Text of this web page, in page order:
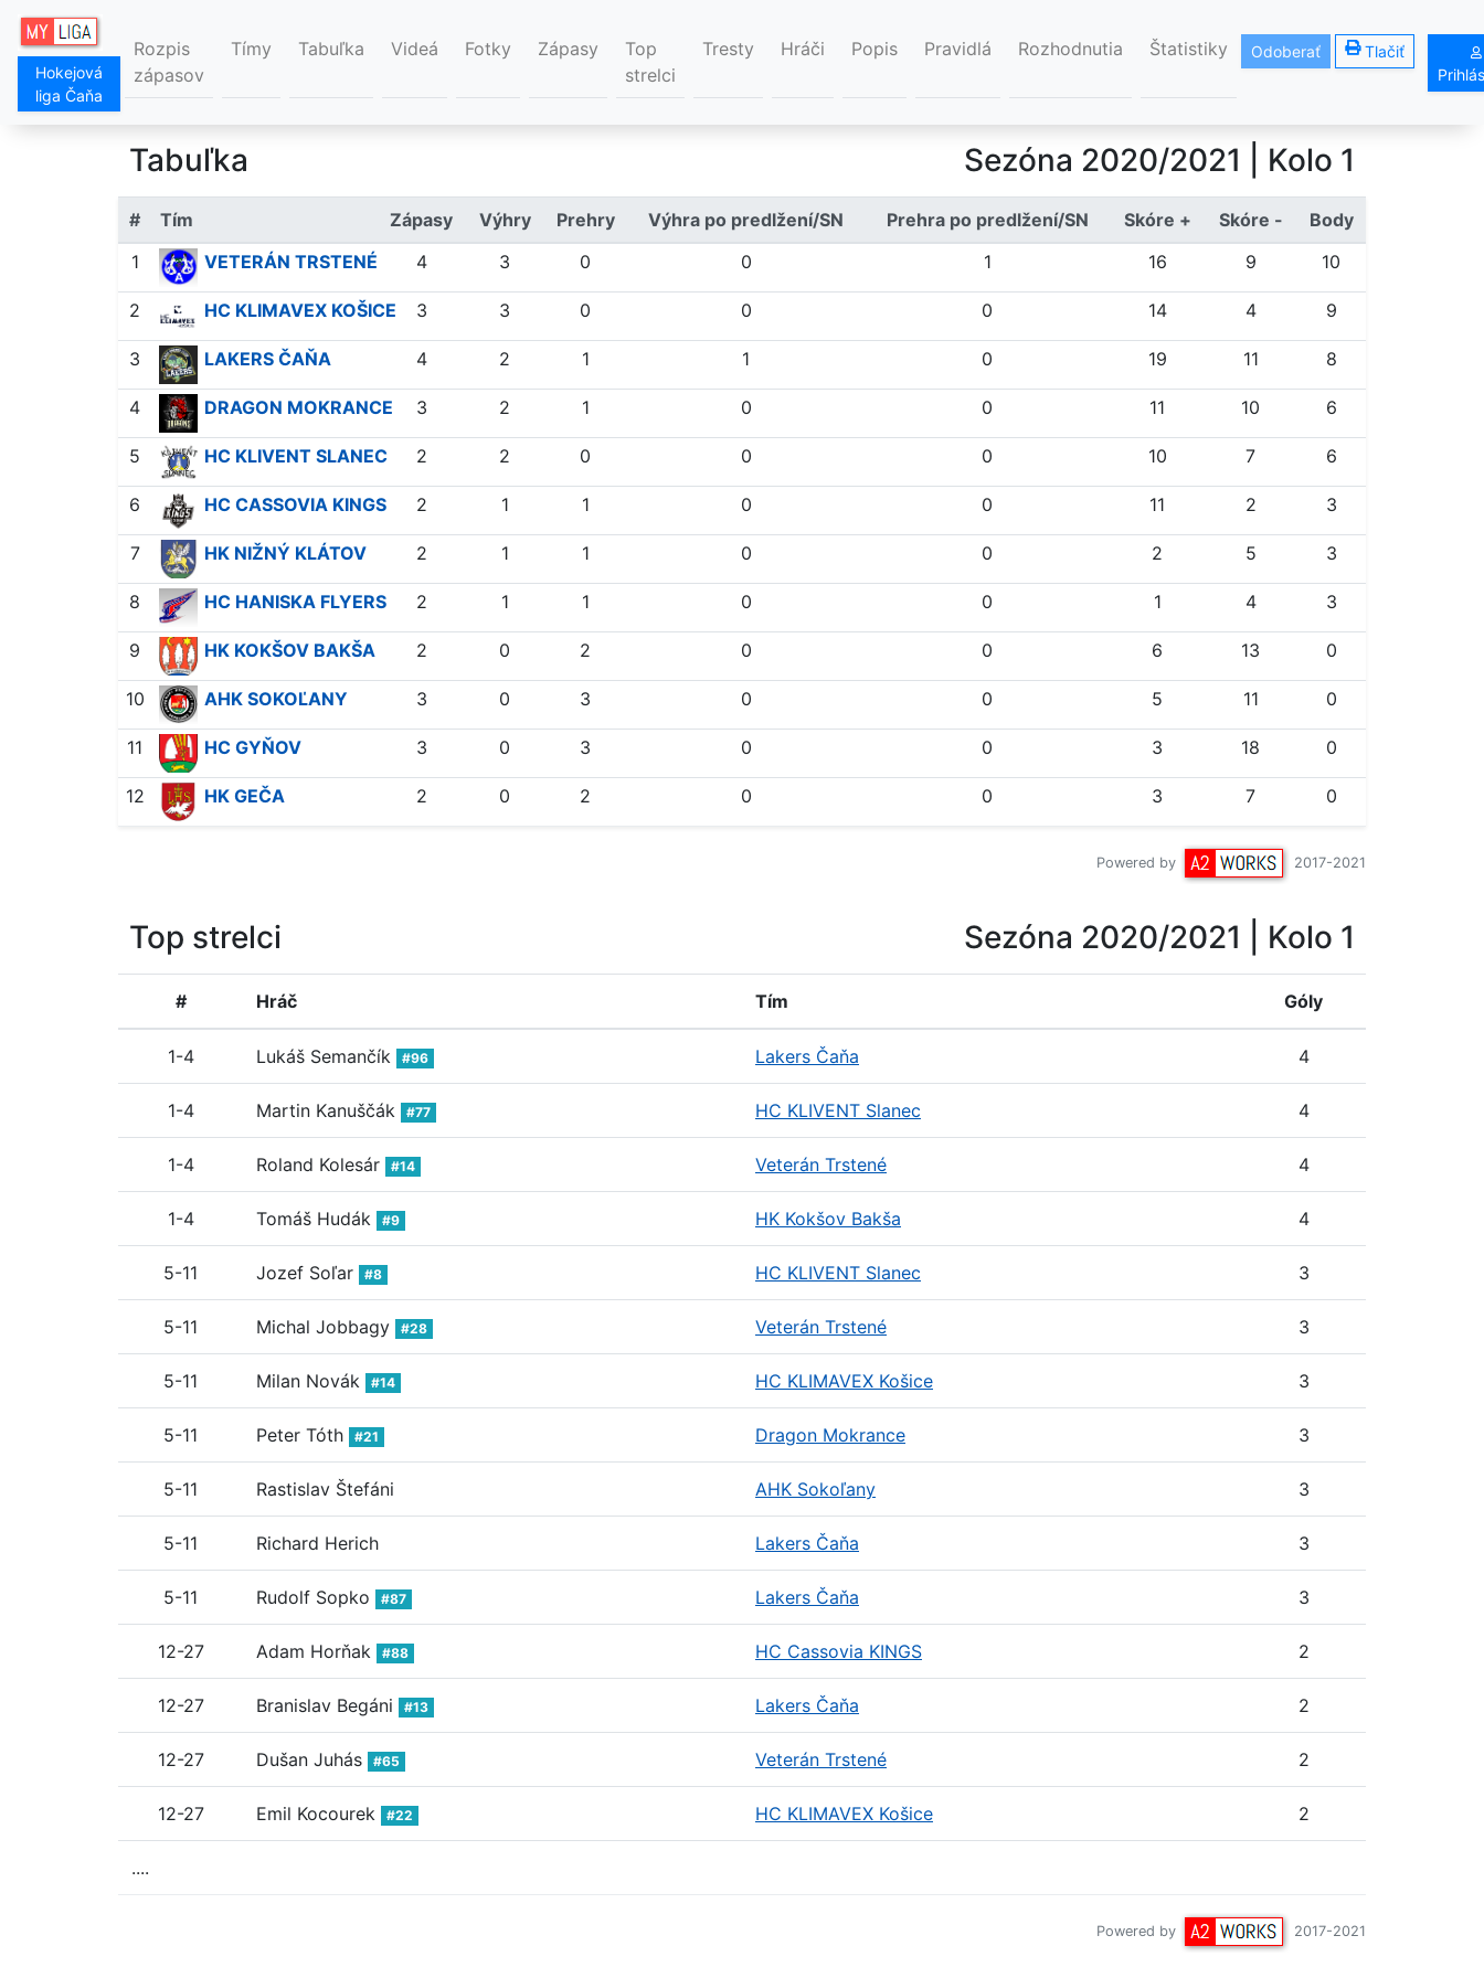
Hokejová
liga Čaňa
Rozpis
zápasov
Tímy Tabuľka Videá Fotky Zápasy
Top
strelci
Tresty Hráči Popis Pravidlá Rozhodnutia Štatistiky Odoberať
Tlačiť
Tabuľka Sezóna 2020/2021 | Kolo 1
# Tím Zápasy Výhry Prehry Výhra po predlžení/SN Prehra po predlžení/SN Skóre + Skóre -
Body
1
VETERÁN TRSTENÉ 4 3 0 0 1 16 9 10
2 HC KLIMAVEX KOŠICE 3 3 0 0 0 14 4 9
3 LAKERS ČAŇA 4 2 1 1 0 19 11 8
4 DRAGON MOKRANCE 3 2 1 0 0 11 10 6
5 HC KLIVENT SLANEC 2 2 0 0 0 10 7 6
6 HC CASSOVIA KINGS 2 1 1 0 0 11 2 3
7 HK NIŽNÝ KLÁTOV 2 1 1 0 0 2 5 3
8 HC HANISKA FLYERS 2 1 1 0 0 1 4 3
9 HK KOKŠOV BAKŠA 2 0 2 0 0 6 13 0
10 AHK SOKOĽANY 3 0 3 0 0 5 11 0
11 HC GYŇOV 3 0 3 0 0 3 18 0
12 HK GEČA 2 0 2 0 0 3 7 0
Powered by 2017-2021
Top strelci Sezóna 2020/2021 | Kolo 1
# Hráč Tím Góly
1-4 Lukáš Semančík #96 Lakers Čaňa 4
1-4 Martin Kanuščák #77 HC KLIVENT Slanec 4
1-4 Roland Kolesár #14 Veterán Trstené 4
1-4 Tomáš Hudák #9 HK Kokšov Bakša 4
5-11 Jozef Soľar #8 HC KLIVENT Slanec 3
5-11 Michal Jobbagy #28 Veterán Trstené 3
5-11 Milan Novák #14 HC KLIMAVEX Košice 3
5-11 Peter Tóth #21 Dragon Mokrance 3
5-11 Rastislav Štefáni AHK Sokoľany 3
5-11 Richard Herich Lakers Čaňa 3
5-11 Rudolf Sopko #87 Lakers Čaňa 3
12-27 Adam Horňak #88 HC Cassovia KINGS 2
12-27 Branislav Begáni #13 Lakers Čaňa 2
12-27 Dušan Juhás #65 Veterán Trstené 2
12-27 Emil Kocourek #22 HC KLIMAVEX Košice 2
....
Powered by 2017-2021